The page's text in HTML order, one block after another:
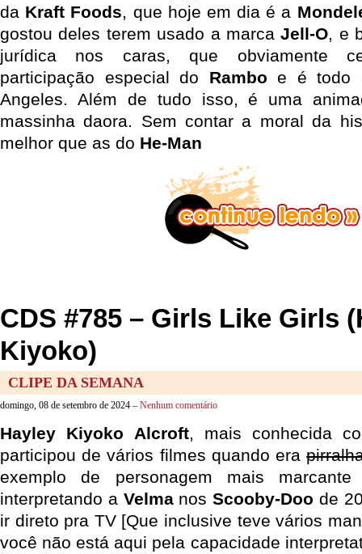
da Kraft Foods, que hoje em dia é a
gostou deles terem usado a marcaJell-O, e
jurídica nos caras, que obviamente
participação especial do Rambo e é todo
Angeles. Além de tudo isso, é uma
massinha daora. Sem contar a moral da
melhor que as do He-Man
CDS #785 – Girls Like Girls
Kiyoko)
CLIPE DA SEMANA
domingo, 08 de setembro de 2024 – Nenhum comentário
Hayley Kiyoko Alcroft, mais conhecida
participou de vários filmes quando era
exemplo de personagem mais
interpretando a VelmanosScooby-Doo de
ir direto pra TV [Que inclusive teve vários
você não está aqui pela capacidade